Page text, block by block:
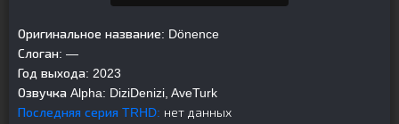
Оригинальное название: Dönence
Слоган: —
Год выхода: 2023
Озвучка Alpha: DiziDenizi, AveTurk
Последняя серия TRHD: нет данных